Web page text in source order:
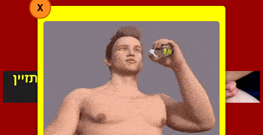
דף:
1
-
2 הקודם
X